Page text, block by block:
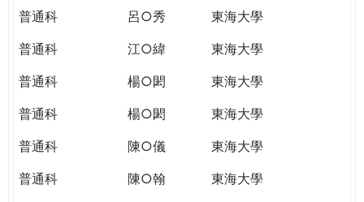
普通科
呂○秀
東海大學
普通科
江○緯
東海大學
普通科
楊○閎
東海大學
普通科
楊○閎
東海大學
普通科
陳○儀
東海大學
普通科
陳○翰
東海大學